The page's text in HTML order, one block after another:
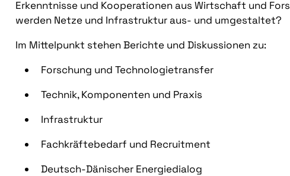
Erkenntnisse und Kooperationen aus Wirtschaft und
werden Netze und Infrastruktur aus- und umgestaltet?
Im Mittelpunkt stehen Berichte und Diskussionen zu:
Forschung und Technologietransfer
Technik, Komponenten und Praxis
Infrastruktur
Fachkräftebedarf und Recruitment
Deutsch-Dänischer Energiedialog